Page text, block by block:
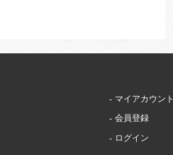
マイアカウント
会員登録
ログイン